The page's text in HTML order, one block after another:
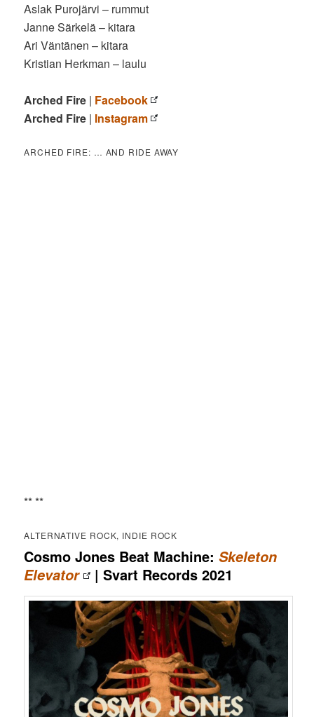
Aslak Purojärvi – rummut
Janne Särkelä – kitara
Ari Väntänen – kitara
Kristian Herkman – laulu
Arched Fire | Facebook
Arched Fire | Instagram
ARCHED FIRE: … AND RIDE AWAY
** **
ALTERNATIVE ROCK, INDIE ROCK
Cosmo Jones Beat Machine:Skeleton
Elevator
| Svart Records 2021